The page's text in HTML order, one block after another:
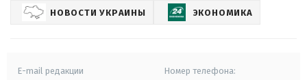
НОВОСТИ УКРАИНЫ ЭКОНОМИКА
E-mail редакции Номер телефона: